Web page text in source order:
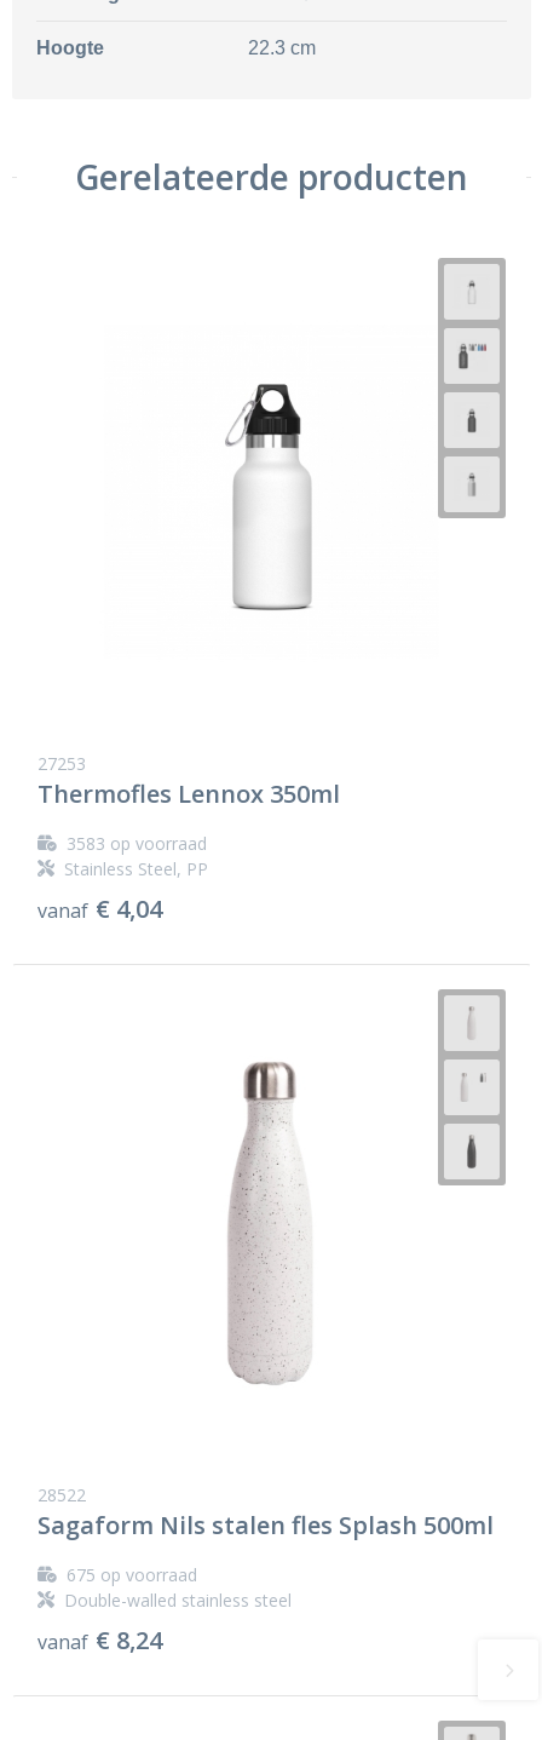
Hoogte 22.3 cm
Gerelateerde producten
27253
Thermofles Lennox 350ml
3583 op voorraad
Stainless Steel, PP
vanaf € 4,04
28522
Sagaform Nils stalen fles Splash 500ml
675 op voorraad
Double-walled stainless steel
vanaf € 8,24